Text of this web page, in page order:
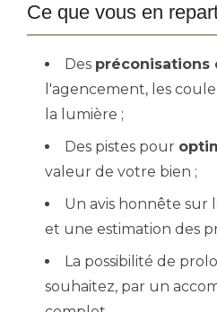
Ce que vous en
Des préconisations
l'agencement, les
la lumière ;
Des pistes pour
valeur de votre bien ;
Un avis honnête sur
et une estimation des
La possibilité de
souhaitez, par un